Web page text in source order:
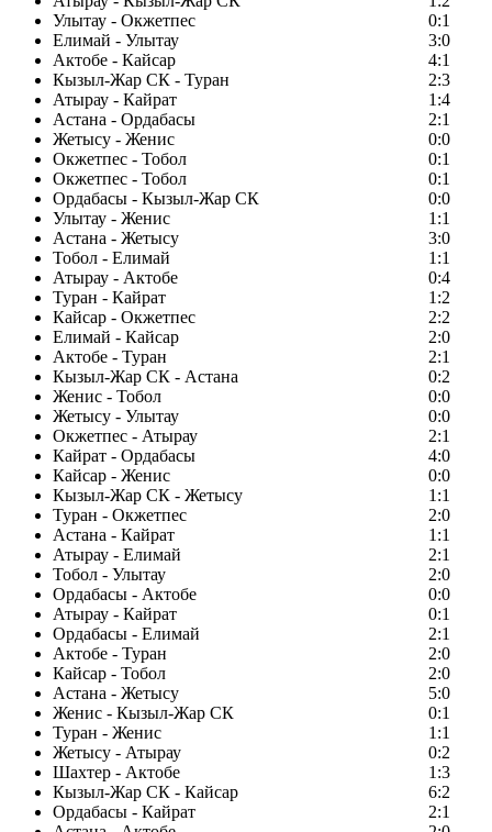
Улытау - Окжетпес
0:1
Елимай - Улытау
3:0
Актобе - Кайсар
4:1
Кызыл-Жар СК - Туран
2:3
Атырау - Кайрат
1:4
Астана - Ордабасы
2:1
Жетысу - Женис
0:0
Окжетпес - Тобол
0:1
Окжетпес - Тобол
0:1
Ордабасы - Кызыл-Жар СК
0:0
Улытау - Женис
1:1
Астана - Жетысу
3:0
Тобол - Елимай
1:1
Атырау - Актобе
0:4
Туран - Кайрат
1:2
Кайсар - Окжетпес
2:2
Елимай - Кайсар
2:0
Актобе - Туран
2:1
Кызыл-Жар СК - Астана
0:2
Женис - Тобол
0:0
Жетысу - Улытау
0:0
Окжетпес - Атырау
2:1
Кайрат - Ордабасы
4:0
Кайсар - Женис
0:0
Кызыл-Жар СК - Жетысу
1:1
Туран - Окжетпес
2:0
Астана - Кайрат
1:1
Атырау - Елимай
2:1
Тобол - Улытау
2:0
Ордабасы - Актобе
0:0
Атырау - Кайрат
0:1
Ордабасы - Елимай
2:1
Актобе - Туран
2:0
Кайсар - Тобол
2:0
Астана - Жетысу
5:0
Женис - Кызыл-Жар СК
0:1
Туран - Женис
1:1
Жетысу - Атырау
0:2
Шахтер - Актобе
1:3
Кызыл-Жар СК - Кайсар
6:2
Ордабасы - Кайрат
2:1